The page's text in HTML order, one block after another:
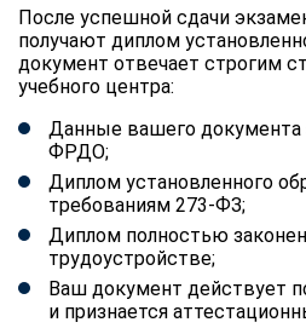
После успешной сдачи
получают диплом
документ отвечает строгим
учебного центра:
Данные вашего документа
ФРДО;
Диплом установленного
требованиям 273-ФЗ;
Диплом полностью
трудоустройстве;
Ваш документ действует
и признается